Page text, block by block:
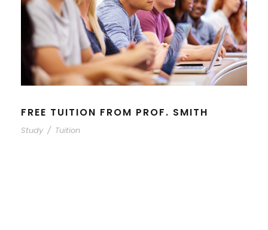
FREE TUITION FROM PROF. SMITH
Study / Tuition